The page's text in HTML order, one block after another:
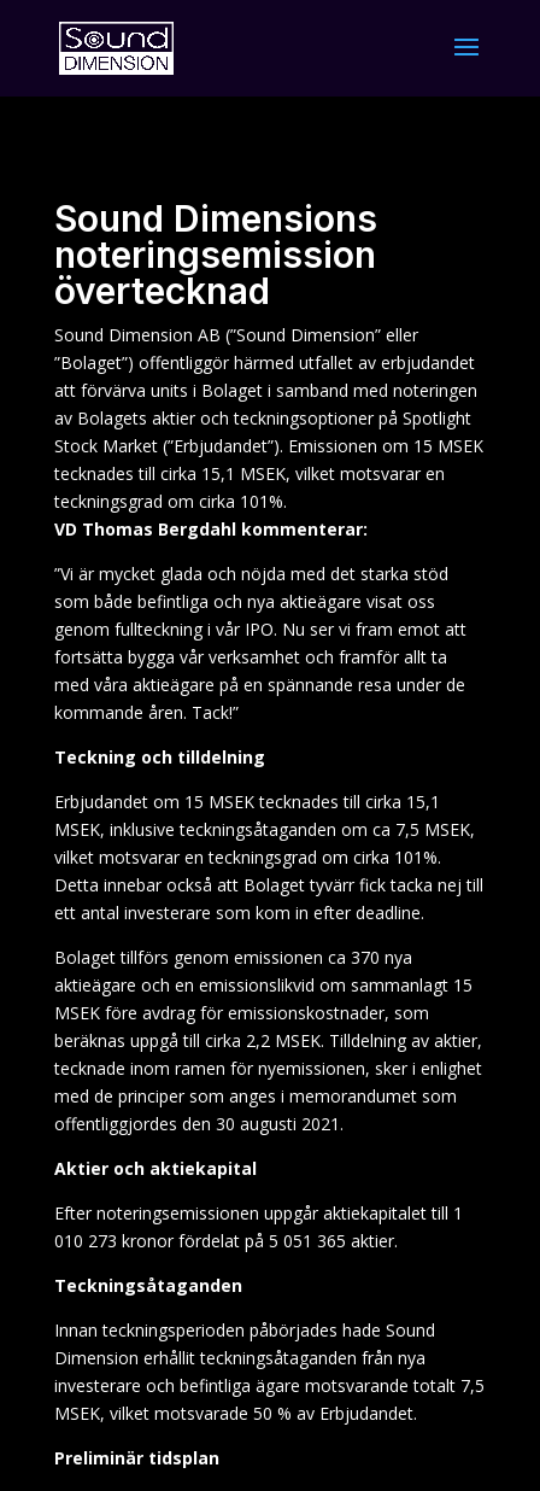
Sound Dimensions
noteringsemission
övertecknad
Sound Dimension AB (”Sound Dimension” eller
”Bolaget”) offentliggör härmed utfallet av erbjudandet
att förvärva units i Bolaget i samband med noteringen
av Bolagets aktier och teckningsoptioner på Spotlight
Stock Market (”Erbjudandet”). Emissionen om 15 MSEK
tecknades till cirka 15,1 MSEK, vilket motsvarar en
teckningsgrad om cirka 101%.
VD Thomas Bergdahl kommenterar:
”Vi är mycket glada och nöjda med det starka stöd
som både befintliga och nya aktieägare visat oss
genom fullteckning i vår IPO. Nu ser vi fram emot att
fortsätta bygga vår verksamhet och framför allt ta
med våra aktieägare på en spännande resa under de
kommande åren. Tack!”
Teckning och tilldelning
Erbjudandet om 15 MSEK tecknades till cirka 15,1
MSEK, inklusive teckningsåtaganden om ca 7,5 MSEK,
vilket motsvarar en teckningsgrad om cirka 101%.
Detta innebar också att Bolaget tyvärr fick tacka nej till
ett antal investerare som kom in efter deadline.
Bolaget tillförs genom emissionen ca 370 nya
aktieägare och en emissionslikvid om sammanlagt 15
MSEK före avdrag för emissionskostnader, som
beräknas uppgå till cirka 2,2 MSEK. Tilldelning av aktier,
tecknade inom ramen för nyemissionen, sker i enlighet
med de principer som anges i memorandumet som
offentliggjordes den 30 augusti 2021.
Aktier och aktiekapital
Efter noteringsemissionen uppgår aktiekapitalet till 1
010 273 kronor fördelat på 5 051 365 aktier.
Teckningsåtaganden
Innan teckningsperioden påbörjades hade Sound
Dimension erhållit teckningsåtaganden från nya
investerare och befintliga ägare motsvarande totalt 7,5
MSEK, vilket motsvarade 50 % av Erbjudandet.
Preliminär tidsplan